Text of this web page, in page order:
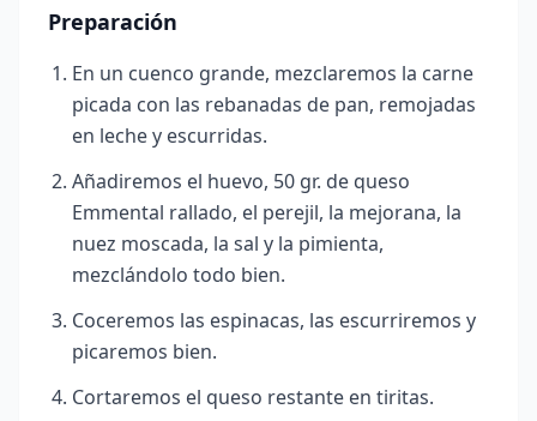
Preparación
En un cuenco grande, mezclaremos la carne
picada con las rebanadas de pan, remojadas
en leche y escurridas.
Añadiremos el huevo, 50 gr. de queso
Emmental rallado, el perejil, la mejorana, la
nuez moscada, la sal y la pimienta,
mezclándolo todo bien.
Coceremos las espinacas, las escurriremos y
picaremos bien.
Cortaremos el queso restante en tiritas.